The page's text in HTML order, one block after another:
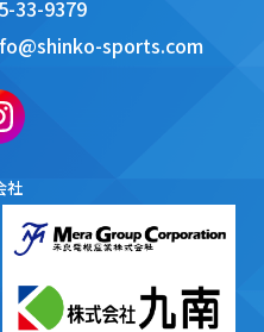
33-9379
sports.com
社